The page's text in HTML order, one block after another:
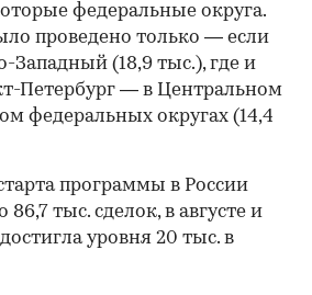
федеральные округа.
проведено только — если
Западный (18,9 тыс.), где и
Петербург — в Центральном
федеральных округах (14,4
программы в России
86,7 тыс. сделок, в августе и
уровня 20 тыс. в